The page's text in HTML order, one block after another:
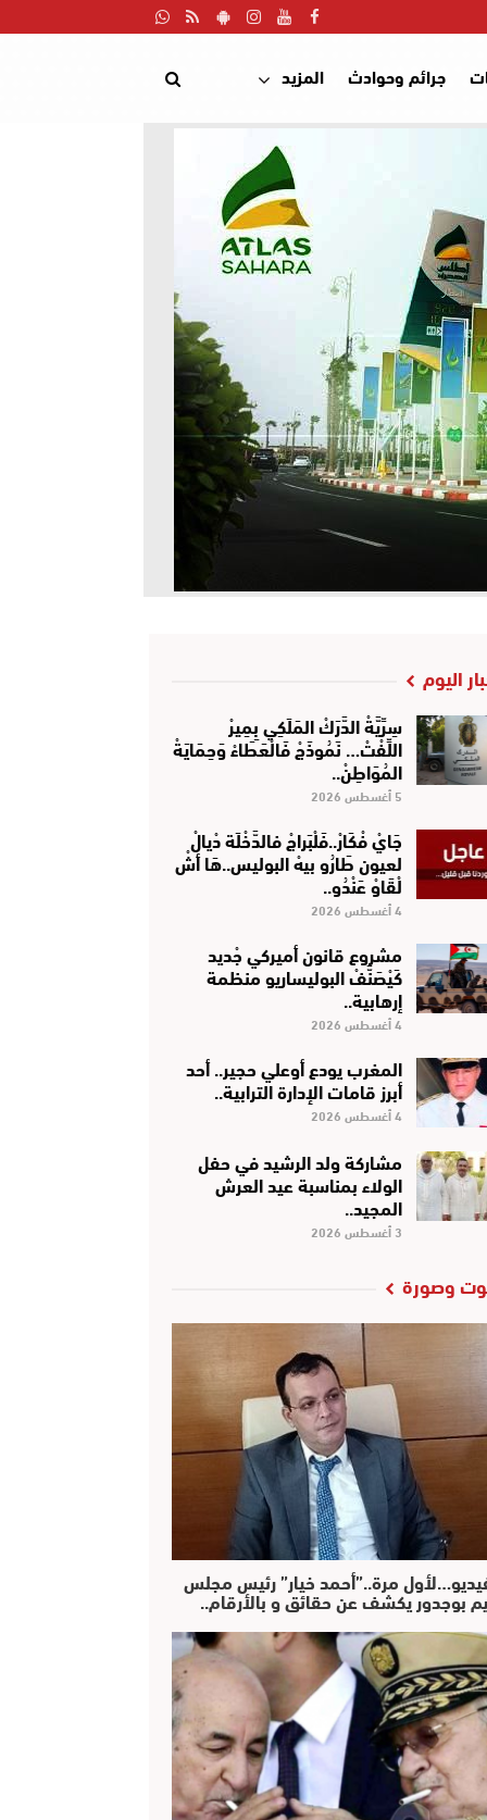
جرائم وحوادث المزيد
اليوم
سِرِّيَّةْ الدَّرَكْ المَلَكِي بِمِيرْ
اللِّفْتْ… نَمُوذَجْ فَالْعَطَاءْ وَحِمَايَةْ
المُوَاطِنْ..
5 أغسطس 2026
جَايْ فْكَارْ..فَلْبَراجْ فالدَّخْلَة دْيالْ
لعيون طَارُو بيهْ البوليس..هَا أشْ
لْقَاوْ عَنْدُو..
4 أغسطس 2026
مشروع قانون أميركي جْديد
كَيْصَنَّفْ البوليساريو منظمة
إرهابية..
4 أغسطس 2026
المغرب يودع أوعلي حجير.. أحد
أبرز قامات الإدارة الترابية..
4 أغسطس 2026
مشاركة ولد الرشيد في حفل
الولاء بمناسبة عيد العرش
المجيد..
3 أغسطس 2026
وصورة
مرة..”أحمد خيار” رئيس مجلس
بوجدور يكشف عن حقائق و بالأرقام..